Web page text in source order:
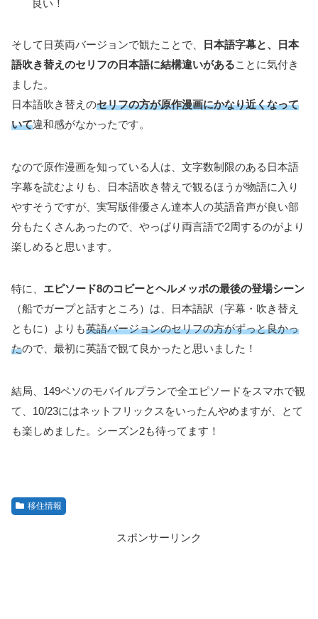
良い！
そして日英両バージョンで観たことで、
日本語字幕と、日本
語吹き替えのセリフの日本語に結構違いがあることに気付き
ました。
日本語吹き替えのセリフの方が原作漫画にかなり近くなって
いて違和感がなかったです。
なので原作漫画を知っている人は、文字数制限のある日本語
字幕を読むよりも、日本語吹き替えで観るほうが物語に入り
やすそうですが、実写版俳優さん達本人の英語音声が良い部
分もたくさんあったので、やっぱり両言語で2周するのがより
楽しめると思います。
特に、 エピソード8のコビーとヘルメッポの最後の登場シーン
（船でガープと話すところ）は、日本語訳（字幕・吹き替え
ともに）よりも英語バージョンのセリフの方がずっと良かっ
たので、最初に英語で観て良かったと思いました！
結局、149ペソのモバイルプランで全エピソードをスマホで観
て、10/23にはネットフリックスをいったんやめますが、とて
も楽しめました。シーズン2も待ってます！
移住情報
スポンサーリンク